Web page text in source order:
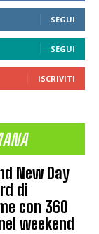
SEGUI
SEGUI
ISCRIVITI
New Day
di
con 360
weekend